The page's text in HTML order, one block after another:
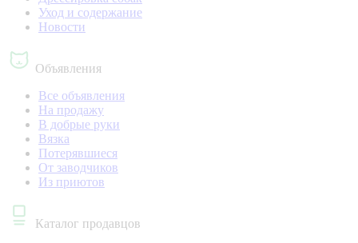
Уход и содержание
Новости
Объявления
Все объявления
На продажу
В добрые руки
Вязка
Потерявшиеся
От заводчиков
Из приютов
Каталог продавцов